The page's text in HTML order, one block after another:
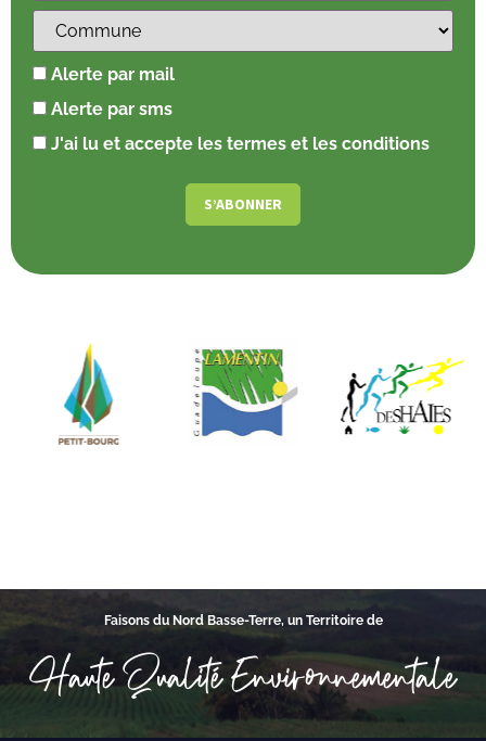
Alerte par mail
Alerte par sms
J'ai lu et accepte les termes et les conditions
Faisons du Nord Basse-Terre, un Territoire de
Haute Qualité Environnementale